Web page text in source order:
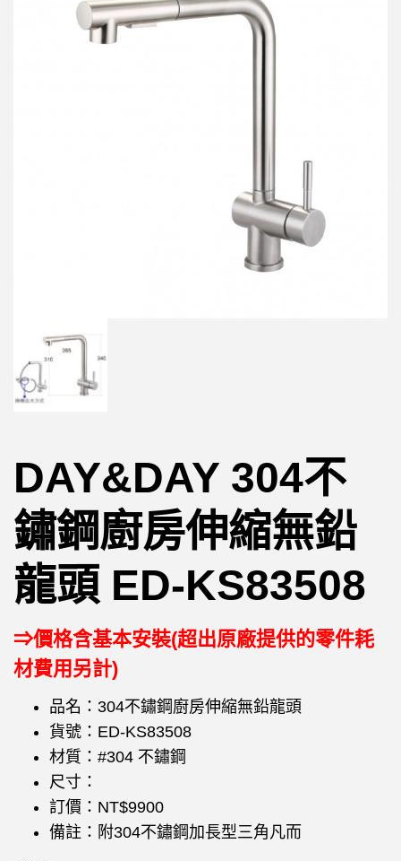
DAY&DAY 304不
鏽鋼廚房伸縮無鉛
龍頭 ED-KS83508
⇒價格含基本安裝(超出原廠提供的零件耗
材費用另計)
品名：304不鏽鋼廚房伸縮無鉛龍頭
貨號：ED-KS83508
材質：#304 不鏽鋼
尺寸：
訂價：NT$9900
備註：附304不鏽鋼加長型三角凡而